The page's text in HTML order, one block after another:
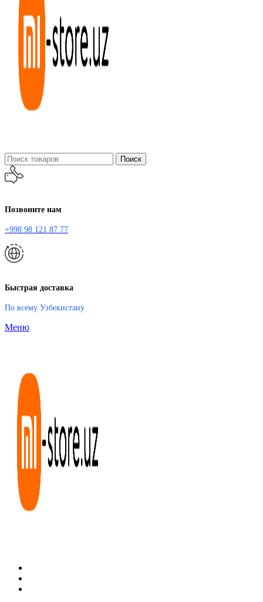
Поиск
Позвоните нам
+998 98 121 87 77
Быстрая доставка
По всему Узбекистану
Меню